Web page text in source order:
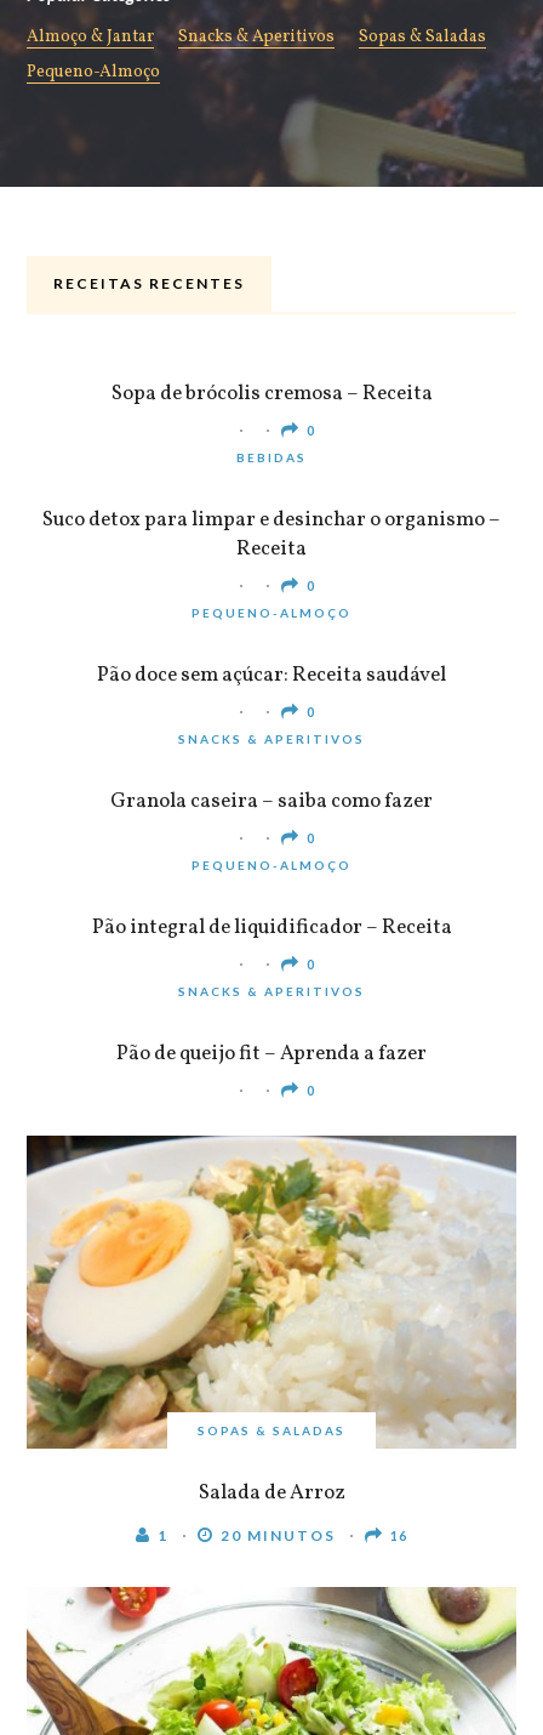
Almoço & Jantar Snacks & Aperitivos
Sopas & Saladas
Pequeno-Almoço
RECEITAS RECENTES
Sopa de brócolis cremosa – Receita
0
BEBIDAS
Suco detox para limpar e desinchar o organismo –
Receita
0
PEQUENO-ALMOÇO
Pão doce sem açúcar: Receita saudável
0
SNACKS & APERITIVOS
Granola caseira – saiba como fazer
0
PEQUENO-ALMOÇO
Pão integral de liquidificador – Receita
0
SNACKS & APERITIVOS
Pão de queijo fit – Aprenda a fazer
0
SOPAS & SALADAS
Salada de Arroz
1 20 MINUTOS 16